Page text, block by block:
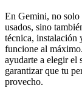
En Gemini, no solo
usados, sino
técnica, instalación
funcione al
ayudarte a elegir el
garantizar que tu
provecho.